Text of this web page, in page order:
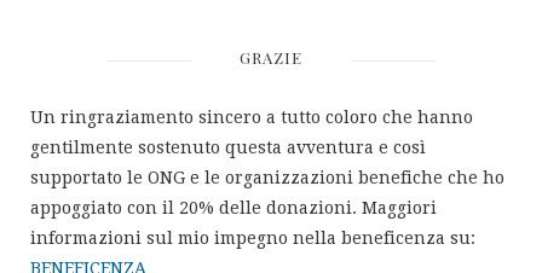
GRAZIE
Un ringraziamento sincero a tutto coloro che hanno
gentilmente sostenuto questa avventura e così
supportato le ONG e le organizzazioni benefiche che ho
appoggiato con il 20% delle donazioni. Maggiori
informazioni sul mio impegno nella beneficenza su:
BENEFICENZA